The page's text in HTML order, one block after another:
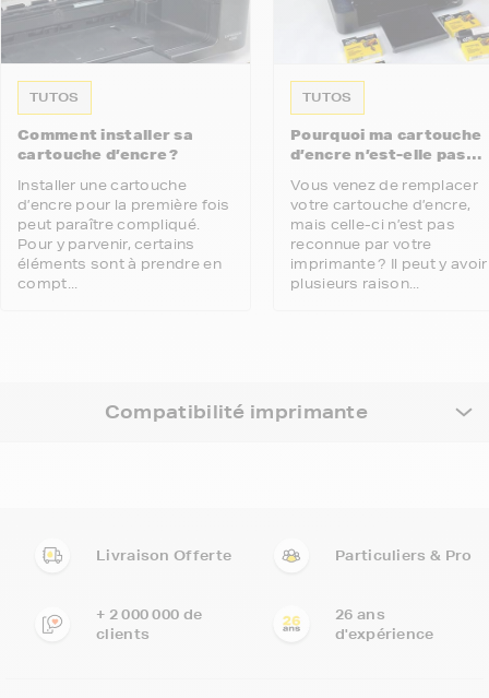
TUTOS
Comment installer sa
cartouche d’encre ?
Installer une cartouche
d’encre pour la première fois
peut paraître compliqué.
Pour y parvenir, certains
éléments sont à prendre en
compt...
TUTOS
Pourquoi ma cartouche
d’encre n’est-elle pas
imprimante ?
Vous venez de remplacer
votre cartouche d’encre,
mais celle-ci n’est pas
reconnue par votre
imprimante ? Il peut y avoir
plusieurs raison...
Compatibilité imprimante
Livraison Offerte Particuliers & Pro
+ 2 000 000 de
clients
26 ans
d'expérience